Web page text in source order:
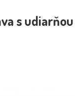
s udiarňou